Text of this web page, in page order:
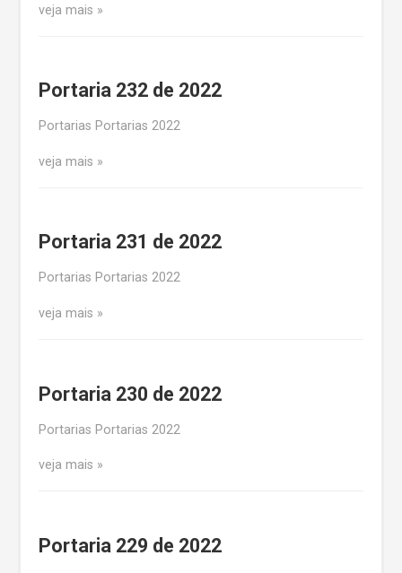
veja mais
Portaria 232 de 2022
Portarias Portarias 2022
veja mais
Portaria 231 de 2022
Portarias Portarias 2022
veja mais
Portaria 230 de 2022
Portarias Portarias 2022
veja mais
Portaria 229 de 2022